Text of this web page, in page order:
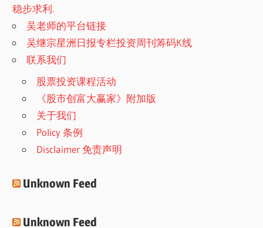
稳步求利.
吴老师的平台链接
吴继宗星洲日报专栏投资周刊筹码K线
联系我们
股票投资课程活动
《股市创富大赢家》附加版
关于我们
Policy 条例
Disclaimer 免责声明
Unknown Feed
Unknown Feed